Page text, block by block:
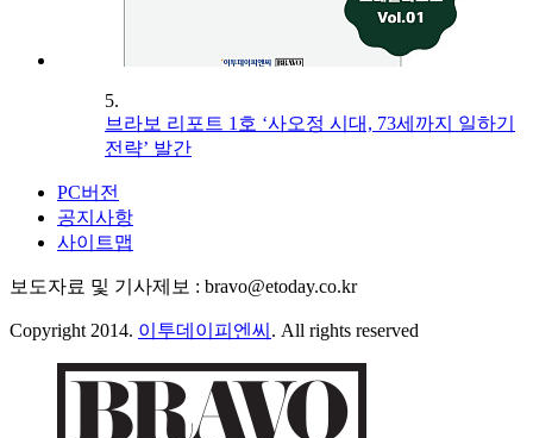
5.
브라보 리포트 1호 ‘사오정 시대, 73세까지 일하기
전략’ 발간
PC버전
공지사항
사이트맵
보도자료 및 기사제보 : bravo@etoday.co.kr
Copyright 2014. 이투데이피엔씨 . All rights reserved